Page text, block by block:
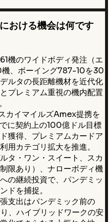
おける機会は何です
機のワイドボディ発注（エ
、ボーイング787-10を30
ルタの長距離機材を近代化
プレミアム重視の機内配置
カイマイルズAmex提携を
に契約上の100億ドル目標
獲得、プレミアムカードア
用カテゴリ拡大を推進。
タ・ワン・スイート、スカ
限あり）、ナローボディ機
の継続投資で、パンデミッ
ドを捕捉。
支出はパンデミック前の
、ハイブリッドワークの安